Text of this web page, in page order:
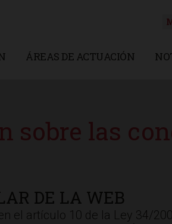
ÁREAS DE ACTUACIÓN
sobre las
DE LA WEB
el artículo 10 de la Ley 34/